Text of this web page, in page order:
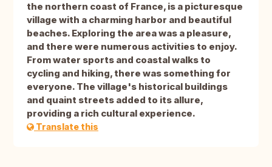
the northern coast of France, is a picturesque
village with a charming harbor and beautiful
beaches. Exploring the area was a pleasure,
and there were numerous activities to enjoy.
From water sports and coastal walks to
cycling and hiking, there was something for
everyone. The village's historical buildings
and quaint streets added to its allure,
providing a rich cultural experience.
Translate this